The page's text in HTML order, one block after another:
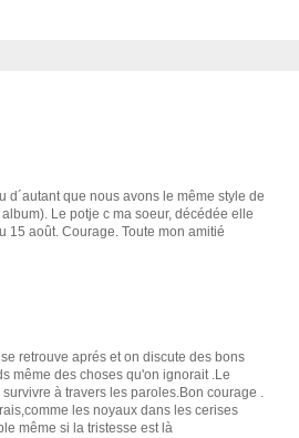
d´autant que nous avons le même style de
Le potje c ma soeur, décédée elle
15 août. Courage. Toute mon amitié
retrouve aprés et on discute des bons
même des choses qu'on ignorait .Le
à travers les paroles.Bon courage .
les noyaux dans les cerises
même si la tristesse est là